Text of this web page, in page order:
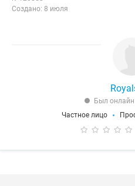
Создано: 8 июля
Был
Частное лицо